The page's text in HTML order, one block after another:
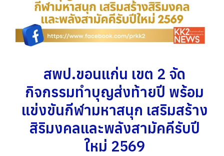
สพป.ขอนแก่น เขต 2 จัด
กิจกรรมทำบุญส่งท้ายปี พร้อม
แข่งขันกีฬามหาสนุก เสริมสร้าง
สิริมงคลและพลังสามัคคีรับปี
ใหม่ 2569